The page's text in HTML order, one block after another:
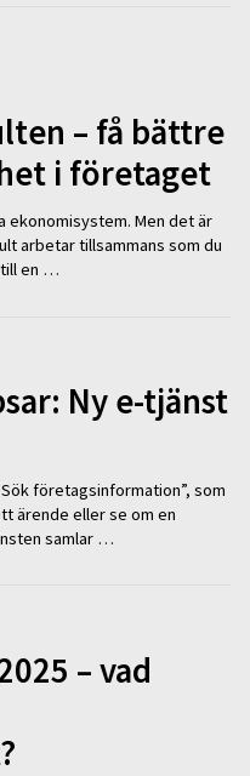
– få bättre
i företaget
Men det är
arbetar tillsammans som du
till en …
Ny e-tjänst
företagsinformation”, som
ärende eller se om en
samlar …
– vad